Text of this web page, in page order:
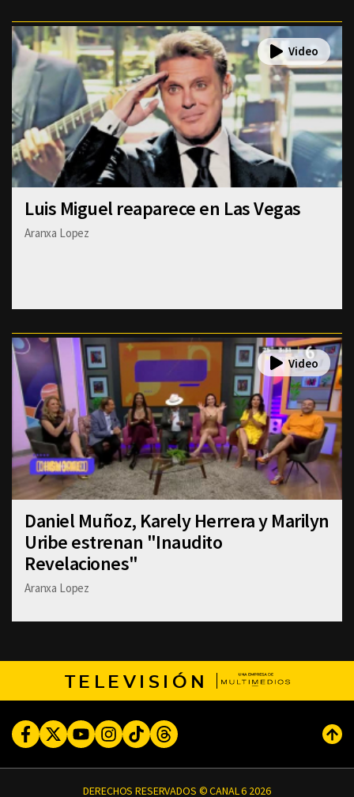
Luis Miguel reaparece en Las Vegas
Aranxa Lopez
Daniel Muñoz, Karely Herrera y Marilyn
Uribe estrenan "Inaudito
Revelaciones"
Aranxa Lopez
TELEVISIÓN
FacebookTwitterYoutubeInstagram
TikTokThreads
DERECHOS RESERVADOS © CANAL 6 2026